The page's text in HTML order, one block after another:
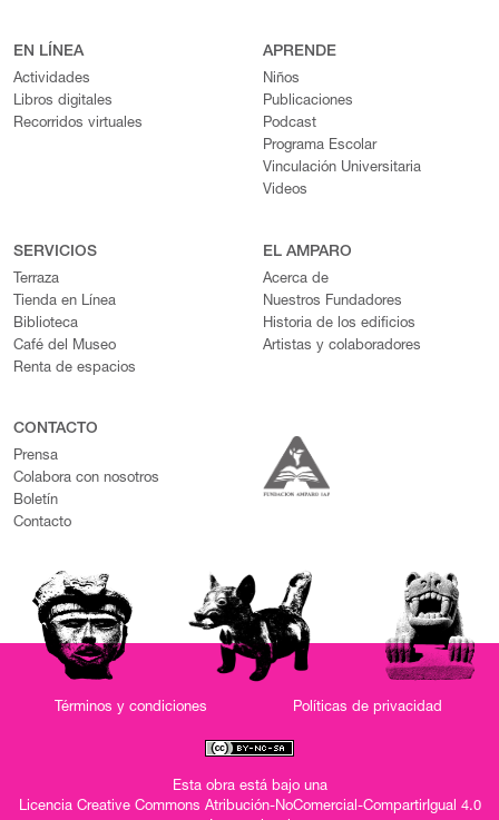
EN LÍNEA
Actividades
Libros digitales
Recorridos virtuales
APRENDE
Niños
Publicaciones
Podcast
Programa Escolar
Vinculación Universitaria
Videos
SERVICIOS
Terraza
Tienda en Línea
Biblioteca
Café del Museo
Renta de espacios
EL AMPARO
Acerca de
Nuestros Fundadores
Historia de los edificios
Artistas y colaboradores
CONTACTO
Prensa
Colabora con nosotros
Boletín
Contacto
Términos y condiciones Políticas de privacidad
Esta obra está bajo una
Licencia Creative Commons Atribución-NoComercial-CompartirIgual 4.0